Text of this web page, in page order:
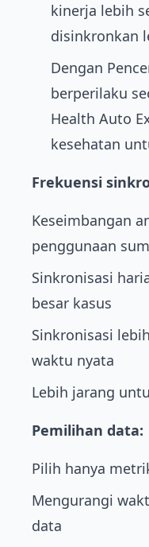
kinerja lebih
disinkronkan
Dengan
berperilaku
Health Auto
kesehatan
Frekuensi
Keseimbangan
penggunaan
Sinkronisasi
besar kasus
Sinkronisasi
waktu nyata
Lebih jarang
Pemilihan data:
Pilih hanya
Mengurangi
data